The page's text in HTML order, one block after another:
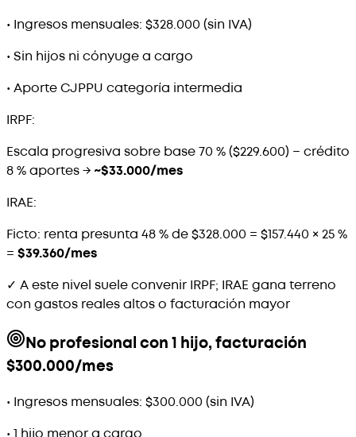
• Ingresos mensuales: $328.000 (sin IVA)
• Sin hijos ni cónyuge a cargo
• Aporte CJPPU categoría intermedia
IRPF:
Escala progresiva sobre base 70 % ($229.600) − crédito
8 % aportes → ~$33.000/mes
IRAE:
Ficto: renta presunta 48 % de $328.000 = $157.440 × 25 %
= $39.360/mes
✓ A este nivel suele convenir IRPF; IRAE gana terreno
con gastos reales altos o facturación mayor
No profesional con 1 hijo, facturación
$300.000/mes
• Ingresos mensuales: $300.000 (sin IVA)